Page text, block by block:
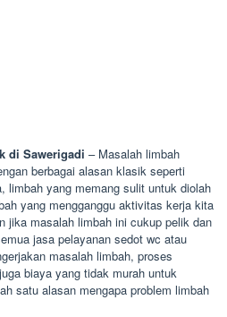
di Sawerigadi – Masalah limbah
berbagai alasan klasik seperti
limbah yang memang sulit untuk diolah
yang mengganggu aktivitas kerja kita
jika masalah limbah ini cukup pelik dan
jasa pelayanan sedot wc atau
masalah limbah, proses
biaya yang tidak murah untuk
satu alasan mengapa problem limbah